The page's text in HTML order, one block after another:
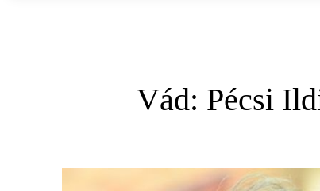
Vád: Pécsi